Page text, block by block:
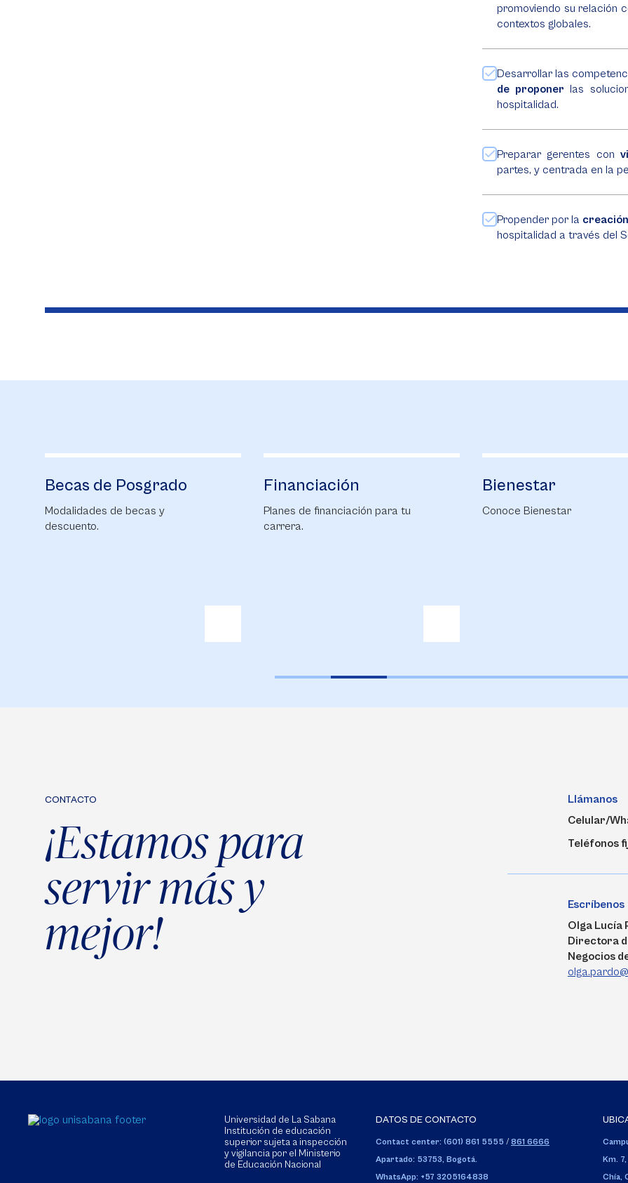
promoviendo su relación
contextos globales.
Desarrollar las
de proponer las
hospitalidad.
Preparar gerentes con
partes, y centrada en la
Propender por la
hospitalidad a través del
Financiación
Planes de financiación para tu
carrera.
Bienestar
Conoce Bienestar
Campus Life
Conoce nuestro Campus Life
CONTACTO
¡Estamos para
servir más y
mejor!
Llámanos
Celular/
Teléfonos
Escríbenos
Olga Lucía
Directora
Negocios
Universidad de La Sabana
Institución de educación
superior sujeta a inspección
y vigilancia por el Ministerio
de Educación Nacional
DATOS DE CONTACTO
Contact center: (601) 861 5555 / 861 6666
Apartado: 53753, Bogotá.
WhatsApp: +57 3205164838
Km.
Chía,